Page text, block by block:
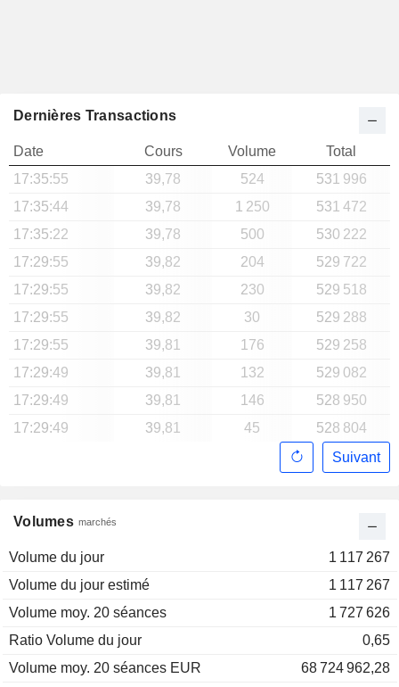
Volumes marchés
Volume du jour
1 117 267
Volume du jour estimé
1 117 267
Volume moy. 20 séances
1 727 626
Ratio Volume du jour
0,65
Volume moy. 20 séances EUR
68 724 962,28
Dernières Transactions
Date Cours Volume
Total
17:35:55
39,78 524
531 996
17:35:44
39,78 1 250
531 472
17:35:22
39,78 500
530 222
17:29:55
39,82 204
529 722
17:29:55
39,82 230
529 518
17:29:55
39,82 30
529 288
17:29:55
39,81 176
529 258
17:29:49
39,81 132
529 082
17:29:49
39,81 146
528 950
17:29:49
39,81 45
528 804
Suivant